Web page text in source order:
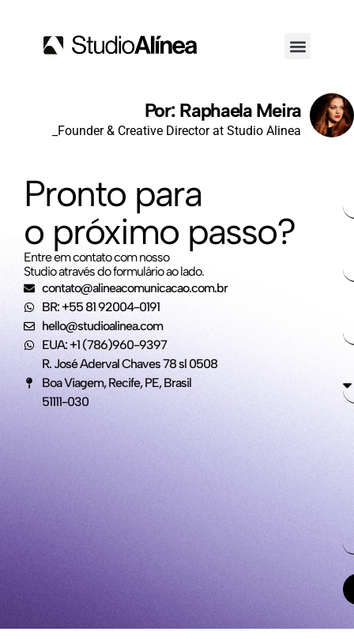
Por: Raphaela Meira
_Founder & Creative Director at Studio Alinea
Pronto para
o próximo passo?
Entre em contato com nosso
Studio através do formulário ao lado.
contato@alineacomunicacao.com.br
BR: +55 81 92004-0191
hello@studioalinea.com
EUA: +1 (786)960-9397
R. José Aderval Chaves 78 sl 0508
Boa Viagem, Recife, PE, Brasil
51111-030